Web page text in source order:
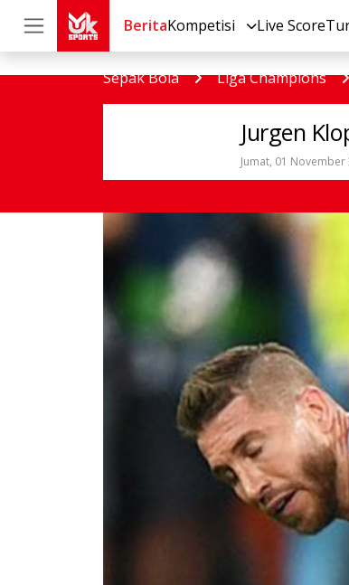
BeritaKompetisi Live Score
Sepak Bola Liga Champions
Jurgen
Jumat, 01 November